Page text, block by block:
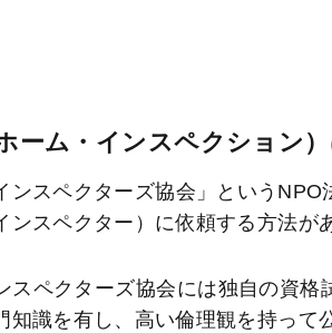
ーム・インスペクション
ンスペクターズ協会」という
ンスペクター）に依頼する方法が
スペクターズ協会には独自の資
知識を有し、高い倫理観を持って